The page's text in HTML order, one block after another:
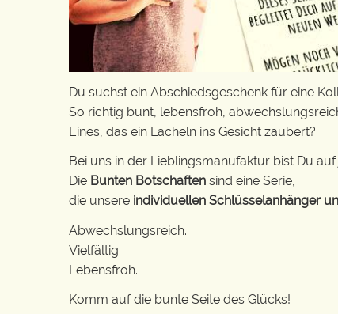
Du suchst ein Abschiedsgeschenk für eine
So richtig bunt, lebensfroh,
Eines, das ein Lächeln ins Gesicht zaubert?
Bei uns in der Lieblingsmanufaktur bist Du
Die Bunten Botschaften sind eine Serie,
die unsere individuellen Schlüsselanhänger
Abwechslungsreich.
Vielfältig.
Lebensfroh.
Komm auf die bunte Seite des Glücks!